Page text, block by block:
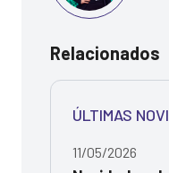
Relacionados
ÚLTIMAS
11/05/2026